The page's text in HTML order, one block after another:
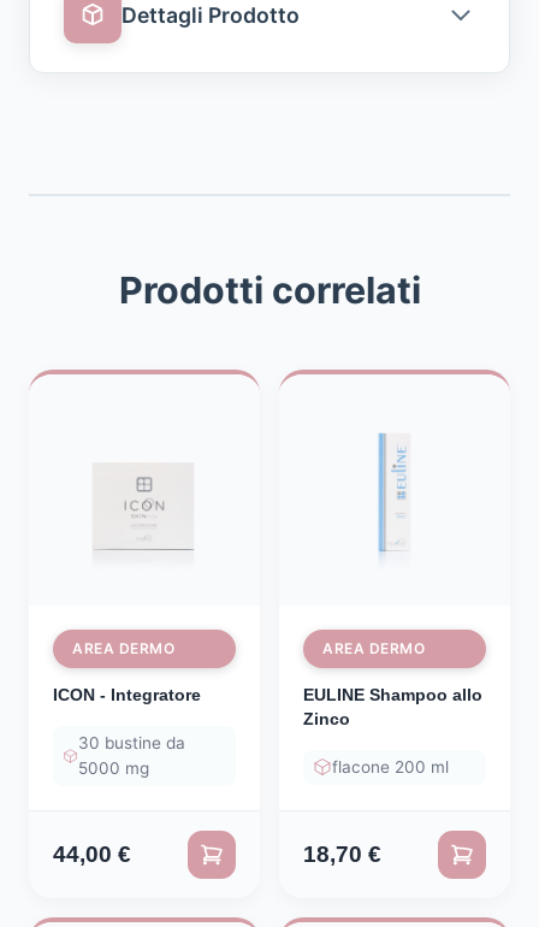
Dettagli Prodotto
Prodotti correlati
AREA DERMO
ICON - Integratore
30 bustine da
5000 mg
44,00 €
AREA DERMO
EULINE Shampoo allo
Zinco
flacone 200 ml
18,70 €